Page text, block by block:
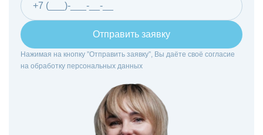
Отправить заявку
Нажимая на кнопку ”Отправить заявку”, Вы даёте своё согласие
на обработку персональных данных